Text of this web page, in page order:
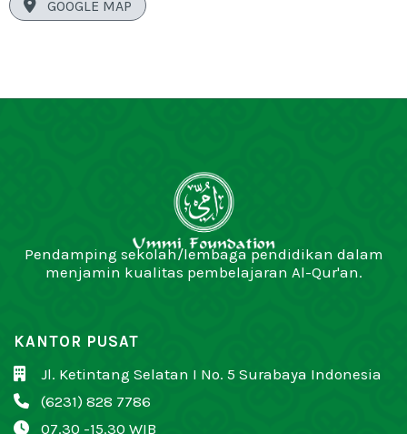
 GOOGLE MAP
Pendamping sekolah/lembaga pendidikan dalam
menjamin kualitas pembelajaran Al-Qur'an.
KANTOR PUSAT
 Jl. Ketintang Selatan I No. 5 Surabaya Indonesia
 (6231) 828 7786
 07.30 -15.30 WIB